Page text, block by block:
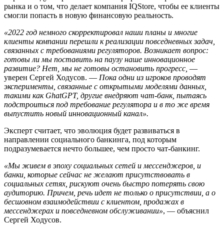
рынка и о том, что делает компания IQStore, чтобы ее клиенты
смогли попасть в новую финансовую реальность.
«2022 год немного скорректировал наши планы и многие
клиенты компании перешли к реализации повседневных задач,
связанных с требованиями регуляторов. Возникает вопрос:
готовы ли мы поставить на паузу наше инновационное
развитие? Нет, мы не готовы остановить прогресс, —
уверен Сергей Ходусов. — Пока одни из игроков проводят
эксперименты, связанные с открытыми моделями данных,
такими как GhatGPT, другие внедряют чат-банк, пытаясь
подстроиться под требование регулятора и в то же время
выпустить новый инновационный канал».
Эксперт считает, что эволюция будет развиваться в
направлении социального банкинга, под которым
подразумевается нечто большее, чем просто чат-банкинг.
«Мы живем в эпоху социальных сетей и мессенджеров, и
банки, которые сейчас не желают присутствовать в
социальных сетях, рискуют очень быстро потерять свою
аудиторию. Причем, речь идет не только о присутствии, а о
бесшовном взаимодействии с клиентом, продажах в
мессенджерах и повседневном обслуживании», — объяснил
Сергей Ходусов.